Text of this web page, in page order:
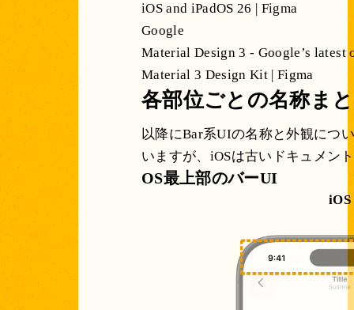
iOS and iPadOS 26 | Figma
Google
Material Design 3 - Google’s latest
Material 3 Design Kit | Figma
各部位ごとの名称ま
以降にBar系UIの名称と外観につ
いますが、iOSは古いドキュメン
OS最上部のバーUI
iOS